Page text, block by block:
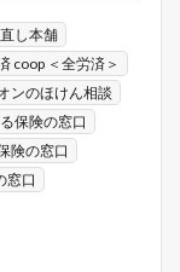
し本舗
coop ＜全労済＞
ンのほけん相談
保険の窓口
険の窓口
窓口